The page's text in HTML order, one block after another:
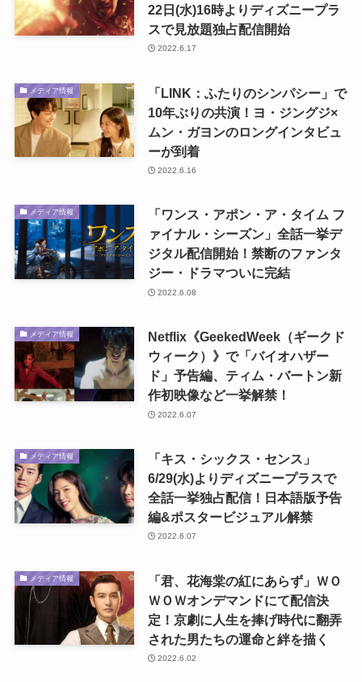
22日(水)16時よりディズニープラ
スで見放題独占配信開始
2022.6.17
メディア情報
「LINK：ふたりのシンパシー」で
10年ぶりの共演！ヨ・ジングジ×
ムン・ガヨンのロングインタビュ
ーが到着
2022.6.16
メディア情報
「ワンス・アポン・ア・タイム フ
ァイナル・シーズン」全話一挙デ
ジタル配信開始！禁断のファンタ
ジー・ドラマついに完結
2022.6.08
メディア情報
Netflix《GeekedWeek（ギークド
ウィーク）》で「バイオハザー
ド」予告編、ティム・バートン新
作初映像など一挙解禁！
2022.6.07
メディア情報
「キス・シックス・センス」
6/29(水)よりディズニープラスで
全話一挙独占配信！日本語版予告
編&ポスタービジュアル解禁
2022.6.07
メディア情報
「君、花海棠の紅にあらず」ＷＯ
ＷＯＷオンデマンドにて配信決
定！京劇に人生を捧げ時代に翻弄
された男たちの運命と絆を描く
2022.6.02